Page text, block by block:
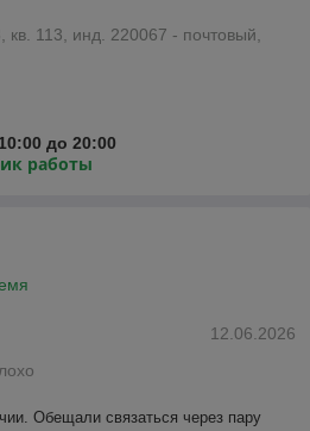
кв. 113, инд. 220067 - почтовый,
до 20:00
работы
12.06.2026
Обещали связаться через пару